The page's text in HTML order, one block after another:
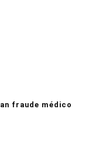
fraude médico